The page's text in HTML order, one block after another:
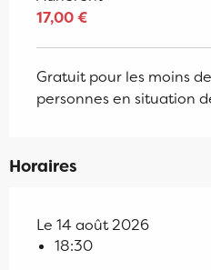
17,00 €
Gratuit pour les moins
personnes en situation
Horaires
Le 14 août 2026
18:30